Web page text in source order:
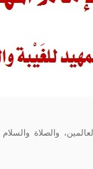
والصلاة